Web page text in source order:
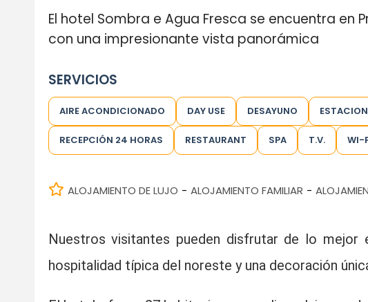
El hotel Sombra e Agua Fresca se encuentra en
con una impresionante vista panorámica
SERVICIOS
AIRE ACONDICIONADO DAY USE DESAYUNO
RECEPCIÓN 24 HORAS RESTAURANT SPA T.V. WI-
ALOJAMIENTO DE LUJO - ALOJAMIENTO FAMILIAR -
Nuestros visitantes pueden disfrutar de lo mejor
hospitalidad típica del noreste y una decoración